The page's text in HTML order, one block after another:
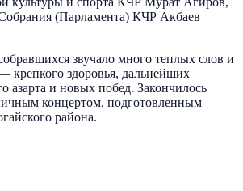
(Парламента) КЧР Акбаев
звучало много теплых слов и
крепкого здоровья, дальнейших
азарта и новых побед. Закончилось
концертом, подготовленным
района.